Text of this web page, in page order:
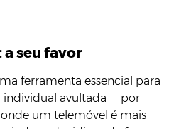
a seu favor
ferramenta essencial para
avultada — por
um telemóvel é mais